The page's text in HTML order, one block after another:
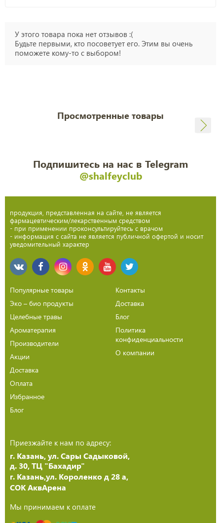
У этого товара пока нет отзывов :(
Будьте первыми, кто посоветует его. Этим вы очень
поможете кому-то с выбором!
Просмотренные товары
Подпишитесь на нас в Telegram
@shalfeyclub
продукция, представленная на сайте, не является
фармацевтическим/лекарственным средством
- при применении проконсультируйтесь с врачом
- информация с сайта не является публичной офертой и носит
уведомительный характер
Популярные товары
Эко – био продукты
Целебные травы
Ароматерапия
Производители
Акции
Доставка
Оплата
Избранное
Блог
Контакты
Доставка
Блог
Политика
конфиденциальности
О компании
Приезжайте к нам по адресу:
г. Казань, ул. Сары Садыковой,
д. 30, ТЦ "Бахадир"
г. Казань,ул. Короленко д 28 а,
СОК АквАрена
Мы принимаем к оплате